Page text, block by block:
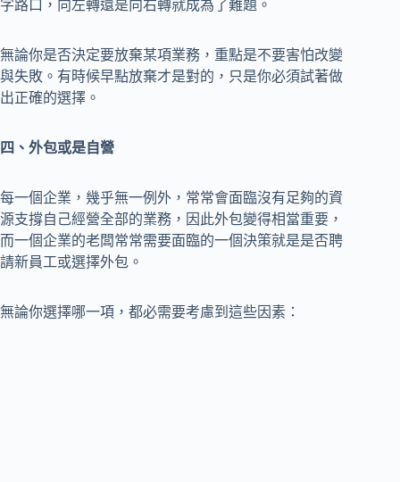
字路口，向左轉還是向右轉就成為了難題。
無論你是否決定要放棄某項業務，重點是不要害怕改變
與失敗。有時候早點放棄才是對的，只是你必須試著做
出正確的選擇。
四、外包或是自營
每一個企業，幾乎無一例外，常常會面臨沒有足夠的資
源支撐自己經營全部的業務，因此外包變得相當重要，
而一個企業的老闆常常需要面臨的一個決策就是是否聘
請新員工或選擇外包。
無論你選擇哪一項，都必需要考慮到這些因素：